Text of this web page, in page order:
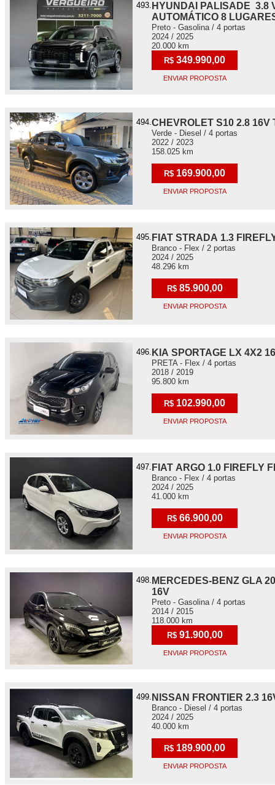
493. HYUNDAI PALISADE 3.8
AUTOMÁTICO 8
Preto - Gasolina / 4 portas
2024 / 2025
20.000 km
R$ 349.990,00
ENVIAR PROPOSTA
494.CHEVROLET S10 2.8 16V
Verde - Diesel / 4 portas
2022 / 2023
158.025 km
R$ 169.900,00
ENVIAR PROPOSTA
495. FIAT STRADA 1.3
Branco - Flex / 2 portas
2024 / 2025
48.296 km
R$ 85.900,00
ENVIAR PROPOSTA
496. KIA SPORTAGE LX 4X2
PRETA - Flex / 4 portas
2018 / 2019
95.800 km
R$ 102.990,00
ENVIAR PROPOSTA
497. FIAT ARGO 1.0 FIREFLY
Branco - Flex / 4 portas
2024 / 2025
41.000 km
R$ 66.900,00
ENVIAR PROPOSTA
498. MERCEDES-BENZ GLA
16V
Preto - Gasolina / 4 portas
2014 / 2015
118.000 km
R$ 91.900,00
ENVIAR PROPOSTA
499. NISSAN FRONTIER 2.3
Branco - Diesel / 4 portas
2024 / 2025
40.000 km
R$ 189.900,00
ENVIAR PROPOSTA